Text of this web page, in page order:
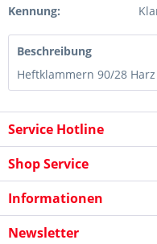
Kennung:
Beschreibung
Heftklammern 90/28 Harz
Service Hotline
Shop Service
Informationen
Newsletter